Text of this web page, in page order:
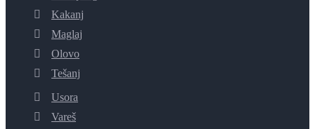
Kakanj
Maglaj
Olovo
Tešanj
Usora
Vareš